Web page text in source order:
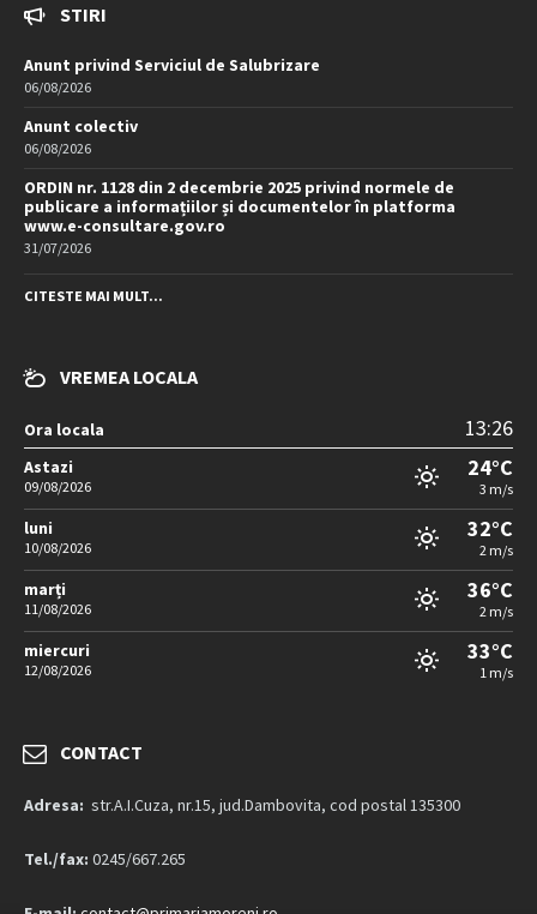
STIRI
Anunt privind Serviciul de Salubrizare
06/08/2026
Anunt colectiv
06/08/2026
ORDIN nr. 1128 din 2 decembrie 2025 privind normele de
publicare a informațiilor și documentelor în platforma
www.e-consultare.gov.ro
31/07/2026
CITESTE MAI MULT...
VREMEA LOCALA
Ora locala 13:26
Astazi
09/08/2026
24°C
3 m/s
luni
10/08/2026
32°C
2 m/s
marți
11/08/2026
36°C
2 m/s
miercuri
12/08/2026
33°C
1 m/s
CONTACT
Adresa: str.A.I.Cuza, nr.15, jud.Dambovita, cod postal 135300
Tel./fax: 0245/667.265